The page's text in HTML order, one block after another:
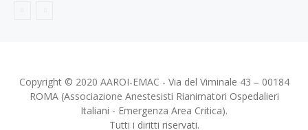
Copyright © 2020 AAROI-EMAC - Via del Viminale 43 – 00184
ROMA (Associazione Anestesisti Rianimatori Ospedalieri
Italiani - Emergenza Area Critica).
Tutti i diritti riservati.